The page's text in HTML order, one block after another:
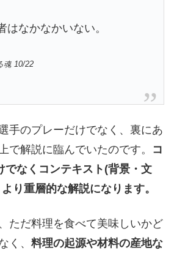
はなかなかいない。
魂 10/22
手のプレーだけでなく、裏にあ
で解説に臨んでいたのです。 コ
でなくコンテキスト(背景・文
り重層的な解説になります。
ただ料理を食べて美味しいかど
く、 料理の起源や材料の産地な